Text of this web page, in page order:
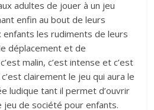
adultes de jouer à un jeu
enfin au bout de leurs
les rudiments de leurs
déplacement et de
malin, c’est intense et c’est
clairement le jeu qui aura le
ludique tant il permet d’ouvrir
de société pour enfants.